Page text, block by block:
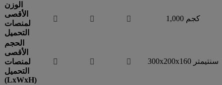
الوزن
الأقصى
لمنصات
التحميل
   1,000 كجم
الحجم
الأقصى
لمنصات
التحميل
(LxWxH)
   300x200x160 سنتيمتر